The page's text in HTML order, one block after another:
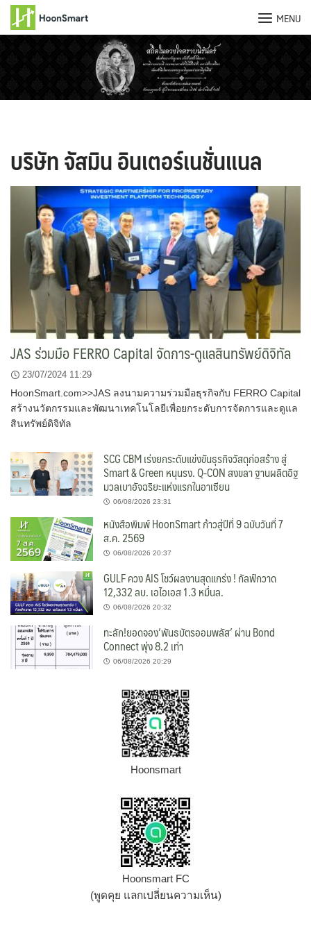
MENU
บริษัท จัสมิน อินเตอร์เนชั่นแนล
JAS ร่วมมือ FERRO Capital จัดการ-ดูแลสินทรัพย์ดิจิทัล
23/07/2024 11:29
HoonSmart.com>>JAS ลงนามความร่วมมือธุรกิจกับ FERRO Capital
สร้างนวัตกรรมและพัฒนาเทคโนโลยีเพื่อยกระดับการจัดการและดูแล
สินทรัพย์ดิจิทัล
SCG CBM เร่งยกระดับแข่งขันธุรกิจวัสดุก่อสร้าง สู่
Smart & Green หนุนรง. Q-CON สงขลา ฐานผลิตอิฐ
มวลเบาอัจฉริยะแห่งแรกในอาเซียน
06/08/2026 23:31
หนังสือพิมพ์ HoonSmart ก้าวสู่ปีที่ 9 ฉบับวันที่ 7
ส.ค. 2569
06/08/2026 20:37
GULF ควง AIS โชว์ผลงานสุดแกร่ง ! กัลฟ์กวาด
12,332 ลบ. เอไอเอส 1.3 หมื่นล.
06/08/2026 20:32
ทะลัก!ยอดจอง’พันธบัตรออมพลัส’ ผ่าน Bond
Connect พุ่ง 8.2 เท่า
06/08/2026 20:29
Hoonsmart
Hoonsmart FC
(พูดคุย แลกเปลี่ยนความเห็น)